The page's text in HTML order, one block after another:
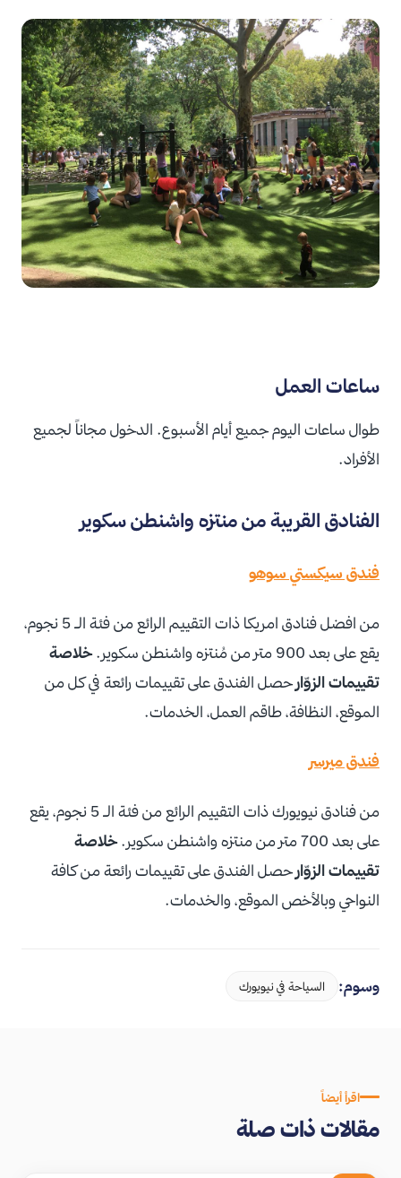
ساعات العمل
طوال ساعات اليوم جميع أيام الأسبوع. الدخول مجاناً لجميع
الأفراد.
الفنادق القريبة من منتزه واشنطن سكوير
فندق سيكستي سوهو
من افضل فنادق امريكا ذات التقييم الرائع من فئة الـ 5 نجوم،
يقع على بعد 900 متر من مُنتزه واشنطن سكوير.
خلاصة
تقييمات الزوّار حصل الفندق على تقييمات رائعة في كل من
الموقع، النظافة، طاقم العمل، الخدمات.
فندق ميرسر
من فنادق نيويورك ذات التقييم الرائع من فئة الـ 5 نجوم، يقع
على بعد 700 متر من منتزه واشنطن سكوير.
خلاصة
تقييمات الزوّار حصل الفندق على تقييمات رائعة من كافة
النواحي وبالأخص الموقع، والخدمات.
وسوم: السياحة في نيويورك
اقرأ أيضاً
مقالات ذات صلة